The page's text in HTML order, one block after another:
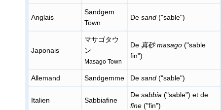
Anglais
Sandgem
Town
De sand ("sable")
Japonais
マサゴタウ
ン
Masago Town
De 真砂 masago ("sable
fin")
Allemand Sandgemme De sand ("sable")
Italien Sabbiafine
De sabbia ("sable") et de
fine ("fin")